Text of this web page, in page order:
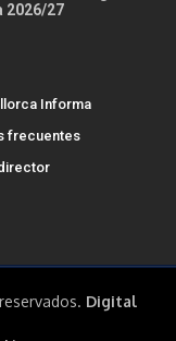
2026/27
Informa
frecuentes
Digital